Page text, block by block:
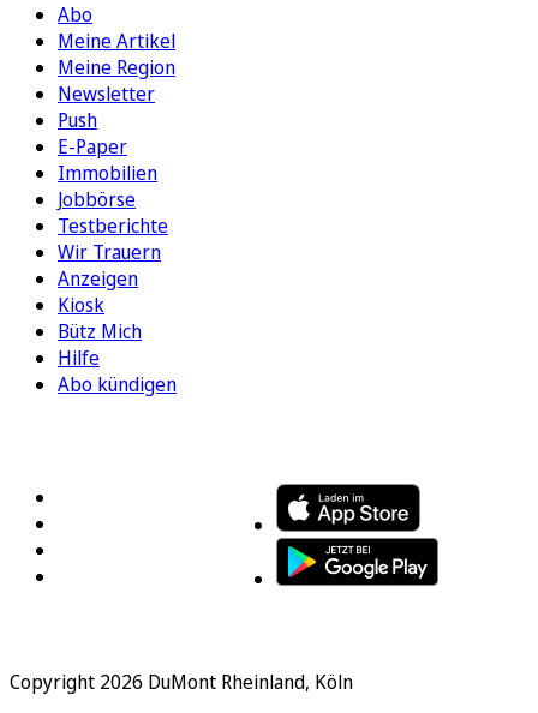
Abo
Meine Artikel
Meine Region
Newsletter
Push
E-Paper
Immobilien
Jobbörse
Testberichte
Wir Trauern
Anzeigen
Kiosk
Bütz Mich
Hilfe
Abo kündigen
Copyright 2026 DuMont Rheinland, Köln